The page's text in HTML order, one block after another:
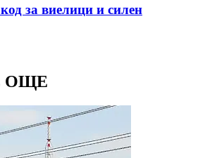
за виелици и силен
ОЩЕ